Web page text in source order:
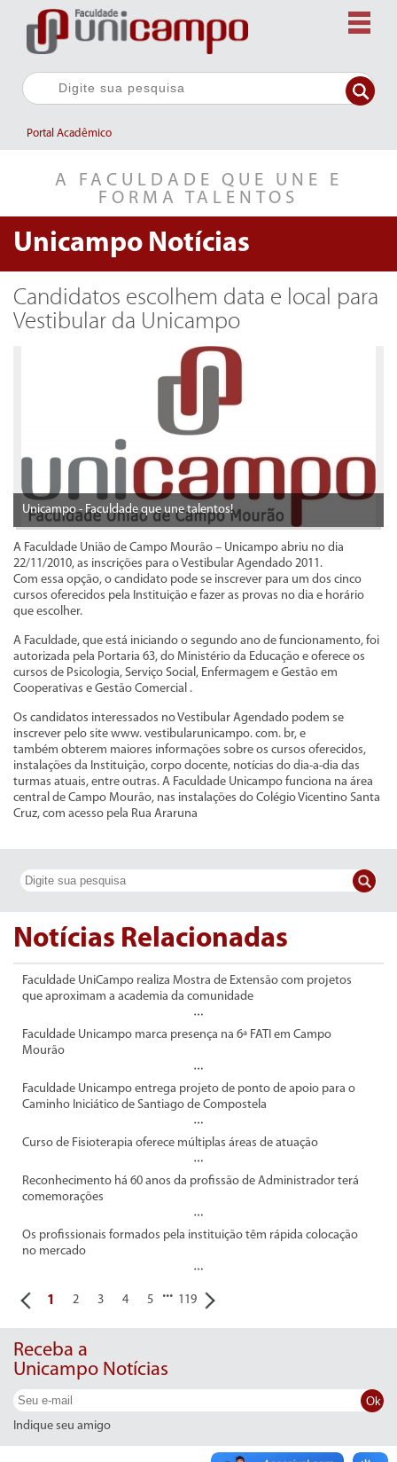
Portal Acadêmico
A FACULDADE QUE UNE E
FORMA TALENTOS
Unicampo Notícias
Candidatos escolhem data e local para
Vestibular da Unicampo
Unicampo - Faculdade que une talentos!
A Faculdade União de Campo Mourão – Unicampo abriu no dia
22/11/2010, as inscrições para o Vestibular Agendado 2011.
Com essa opção, o candidato pode se inscrever para um dos cinco
cursos oferecidos pela Instituição e fazer as provas no dia e horário
que escolher.
A Faculdade, que está iniciando o segundo ano de funcionamento, foi
autorizada pela Portaria 63, do Ministério da Educação e oferece os
cursos de Psicologia, Serviço Social, Enfermagem e Gestão em
Cooperativas e Gestão Comercial .
Os candidatos interessados no Vestibular Agendado podem se
inscrever pelo site www. vestibularunicampo. com. br, e
também obterem maiores informações sobre os cursos oferecidos,
instalações da Instituição, corpo docente, notícias do dia-a-dia das
turmas atuais, entre outras. A Faculdade Unicampo funciona na área
central de Campo Mourão, nas instalações do Colégio Vicentino Santa
Cruz, com acesso pela Rua Araruna
Notícias Relacionadas
Faculdade UniCampo realiza Mostra de Extensão com projetos
que aproximam a academia da comunidade
Faculdade Unicampo marca presença na 6ª FATI em Campo
Mourão
Faculdade Unicampo entrega projeto de ponto de apoio para o
Caminho Iniciático de Santiago de Compostela
Curso de Fisioterapia oferece múltiplas áreas de atuação
Reconhecimento há 60 anos da profissão de Administrador terá
comemorações
Os profissionais formados pela instituição têm rápida colocação
no mercado
1 2 3 4 5 ... 119
Receba a
Unicampo Notícias
Ok
Indique seu amigo